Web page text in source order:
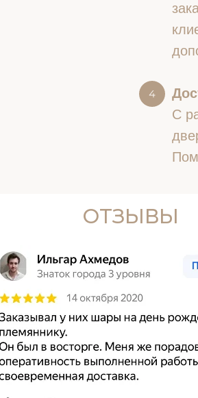
С
ОТЗЫВЫ